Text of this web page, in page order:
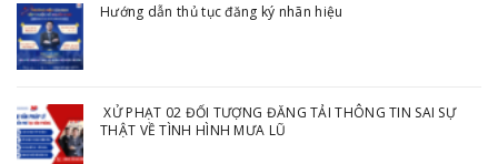
Hướng dẫn thủ tục đăng ký nhãn hiệu
XỬ PHẠT 02 ĐỐI TƯỢNG ĐĂNG TẢI THÔNG TIN SAI SỰ
THẬT VỀ TÌNH HÌNH MƯA LŨ